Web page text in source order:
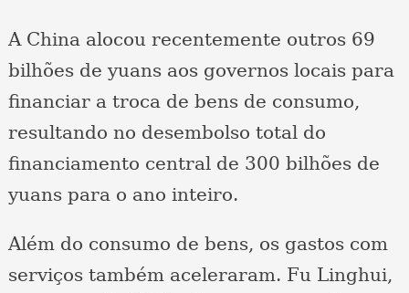
A China alocou recentemente outros 69
bilhões de yuans aos governos locais para
financiar a troca de bens de consumo,
resultando no desembolso total do
financiamento central de 300 bilhões de
yuans para o ano inteiro.
Além do consumo de bens, os gastos com
serviços também aceleraram. Fu Linghui,